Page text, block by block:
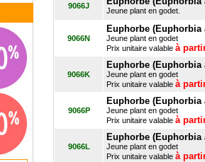
9066J
Jeune plant en godet.
9066N
Euphorbe
Jeune plant en godet
Prix unitaire valable à
9066K
Euphorbe
Jeune plant en godet
Prix unitaire valable à
9066P
Euphorbe
Jeune plant en godet
Prix unitaire valable à
9066L
Euphorbe
Jeune plant en godet
Prix unitaire valable à